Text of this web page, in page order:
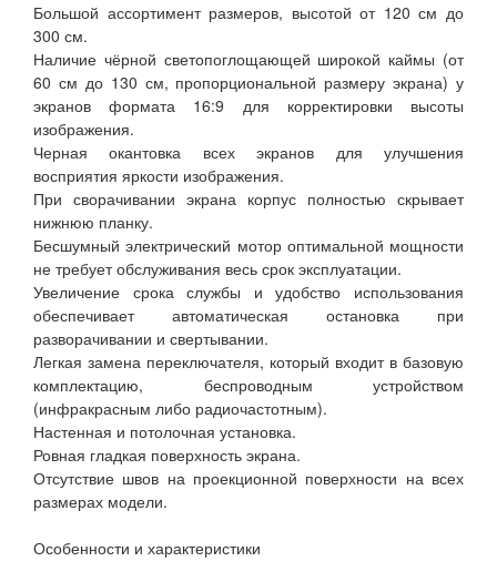
Большой ассортимент размеров, высотой от 120 см до
300 см.
Наличие чёрной светопоглощающей широкой каймы (от
60 см до 130 см, пропорциональной размеру экрана) у
экранов формата 16:9 для корректировки высоты
изображения.
Черная окантовка всех экранов для улучшения
восприятия яркости изображения.
При сворачивании экрана корпус полностью скрывает
нижнюю планку.
Бесшумный электрический мотор оптимальной мощности
не требует обслуживания весь срок эксплуатации.
Увеличение срока службы и удобство использования
обеспечивает автоматическая остановка при
разворачивании и свертывании.
Легкая замена переключателя, который входит в базовую
комплектацию, беспроводным устройством
(инфракрасным либо радиочастотным).
Настенная и потолочная установка.
Ровная гладкая поверхность экрана.
Отсутствие швов на проекционной поверхности на всех
размерах модели.
Особенности и характеристики